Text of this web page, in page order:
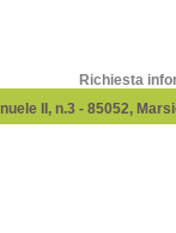
Richiesta
II, n.3 - 85052,